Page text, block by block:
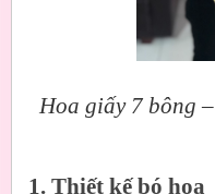
Hoa giấy 7 bông –
1. Thiết kế bó hoa